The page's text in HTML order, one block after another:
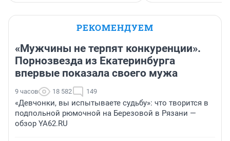
РЕКОМЕНДУЕМ
«Мужчины не терпят конкуренции».
Порнозвезда из Екатеринбурга
впервые показала своего мужа
9 часов 18 582 149
«Девчонки, вы испытываете судьбу»: что творится в
подпольной рюмочной на Березовой в Рязани —
обзор YA62.RU